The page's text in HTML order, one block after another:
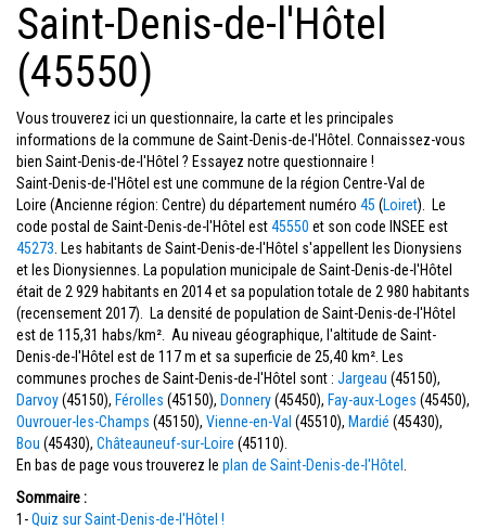
Saint-Denis-de-l'Hôtel
(45550)
Vous trouverez ici un questionnaire, la carte et les principales
informations de la commune de Saint-Denis-de-l'Hôtel. Connaissez-vous
bien Saint-Denis-de-l'Hôtel ? Essayez notre questionnaire !
Saint-Denis-de-l'Hôtel est une commune de la région Centre-Val de
Loire (Ancienne région: Centre) du département numéro 45 (Loiret). Le
code postal de Saint-Denis-de-l'Hôtel est45550 et son code INSEE est
45273 . Les habitants de Saint-Denis-de-l'Hôtel s'appellent les Dionysiens
et les Dionysiennes. La population municipale de Saint-Denis-de-l'Hôtel
était de 2 929 habitants en 2014 et sa population totale de 2 980 habitants
(recensement 2017). La densité de population de Saint-Denis-de-l'Hôtel
est de 115,31 habs/km². Au niveau géographique, l'altitude de Saint-
Denis-de-l'Hôtel est de 117 m et sa superficie de 25,40 km². Les
communes proches de Saint-Denis-de-l'Hôtel sont : Jargeau (45150),
Darvoy(45150), Férolles (45150), Donnery(45450), Fay-aux-Loges (45450),
Ouvrouer-les-Champs (45150), Vienne-en-Val (45510), Mardié (45430),
Bou (45430), Châteauneuf-sur-Loire (45110).
En bas de page vous trouverez le plan de Saint-Denis-de-l'Hôtel
Sommaire :
1-Quiz sur Saint-Denis-de-l'Hôtel !